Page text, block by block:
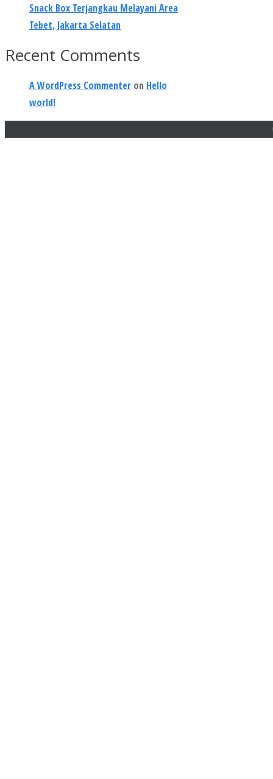
Snack Box Terjangkau Melayani Area
Tebet, Jakarta Selatan
Recent Comments
A WordPress Commenter on Hello
world!